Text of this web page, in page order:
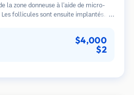
la zone donneuse à l'aide de micro-
follicules sont ensuite implantés
rapport aux méthodes de prélèvement
$4,000
$2